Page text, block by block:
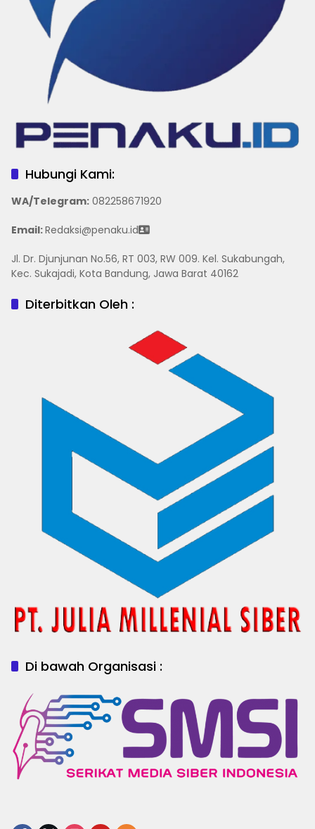
Hubungi Kami:
WA/Telegram: 082258671920
Email:Redaksi@penaku.id
Jl. Dr. Djunjunan No.56, RT 003, RW 009. Kel. Sukabungah,
Kec. Sukajadi, Kota Bandung, Jawa Barat 40162
Diterbitkan Oleh :
Di bawah Organisasi :